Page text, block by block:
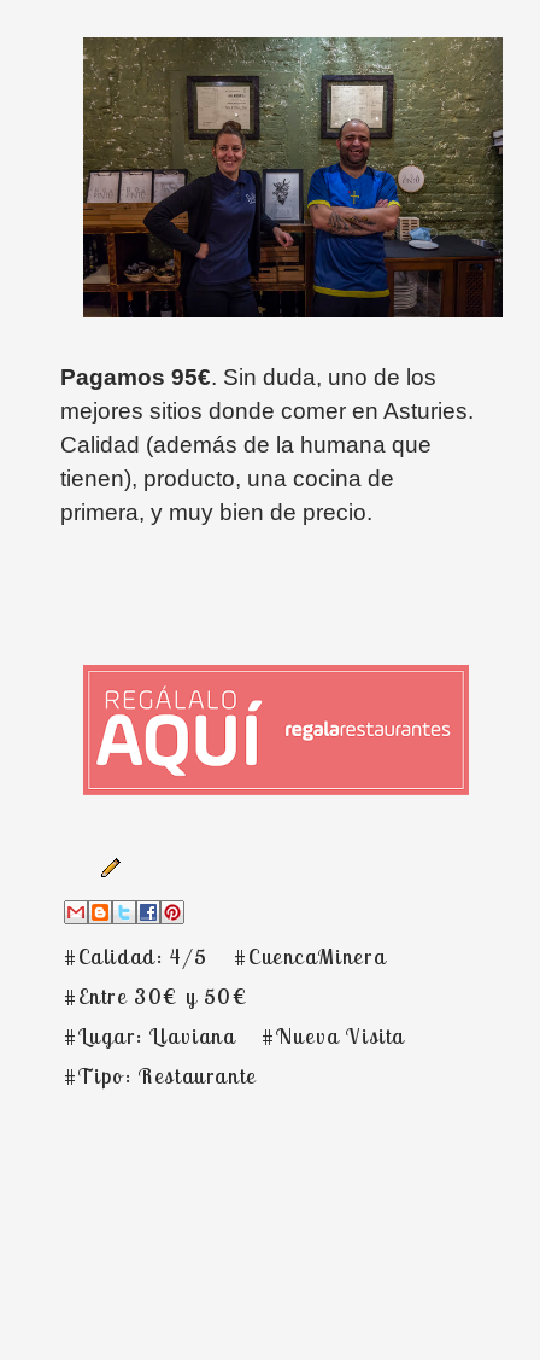
Pagamos 95€. Sin duda, uno de los
mejores sitios donde comer en Asturies.
Calidad (además de la humana que
tienen), producto, una cocina de
primera, y muy bien de precio.
#Calidad: 4/5
#CuencaMinera
#Entre 30€ y 50€
#Lugar: Llaviana
#Nueva Visita
#Tipo: Restaurante